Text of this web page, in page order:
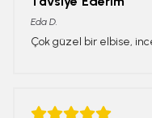
Eda D.
Çok güzel bir elbise,